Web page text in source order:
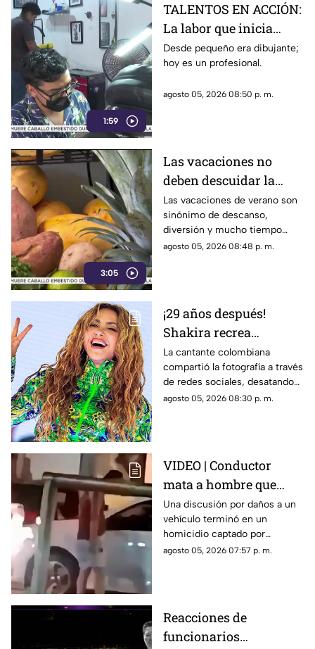
1:59
TALENTOS EN ACCIÓN:
La labor que inicia
desde la creatividad
Desde pequeño era dibujante;
hoy es un profesional.
agosto 05, 2026 08:50 p. m.
3:05
Las vacaciones no
deben descuidar la
alimentación infantil
Las vacaciones de verano son
sinónimo de descanso,
diversión y mucho tiempo
libre.
agosto 05, 2026 08:48 p. m.
¡29 años después!
Shakira recrea
ICÓNICO meme; esta es
la historia de la
fotografía
La cantante colombiana
compartió la fotografía a través
de redes sociales, desatando
cientos de comentarios.
agosto 05, 2026 08:30 p. m.
VIDEO | Conductor
mata a hombre que
rompió su espejo
retrovisor
Una discusión por daños a un
vehículo terminó en un
homicidio captado por
testigos.
agosto 05, 2026 07:57 p. m.
Reacciones de
funcionarios